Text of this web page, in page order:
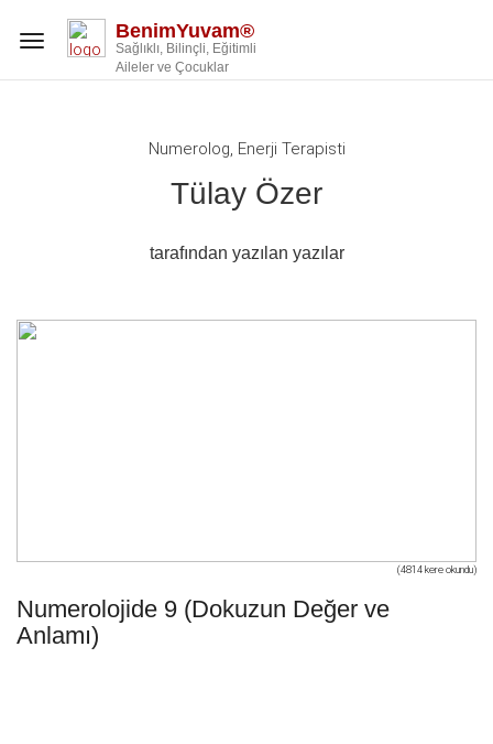
Toggle
BenimYuvam®
Sağlıklı, Bilinçli, Eğitimli
Aileler ve Çocuklar
Numerolog, Enerji Terapisti
Tülay Özer
tarafından yazılan yazılar
(4814 kere okundu)
Numerolojide 9 (Dokuzun Değer ve
Anlamı)